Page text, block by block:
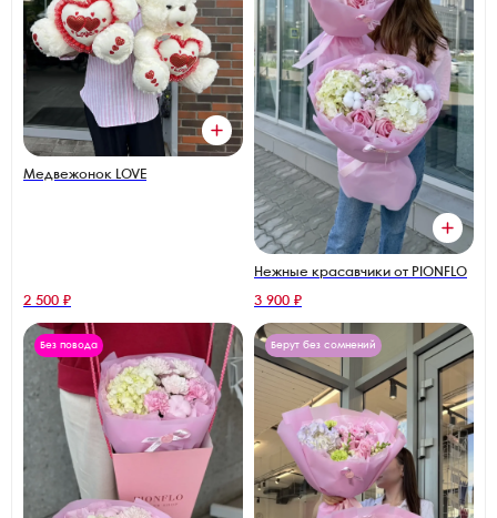
Медвежонок LOVE
2 500 ₽
Нежные красавчики от PIONFLO
3 900 ₽
Без повода Берут без сомнений